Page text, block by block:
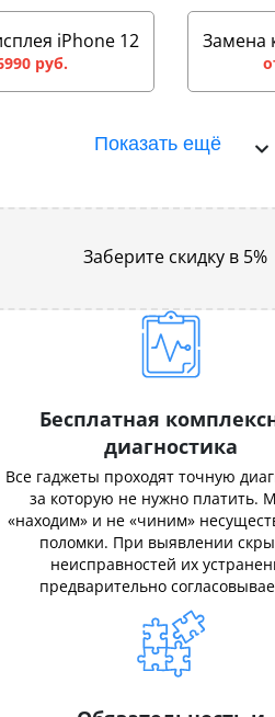
iPhone 12
руб.
Замена
Показать ещё
Заберите скидку в 5%
Бесплатная
диагностика
Все гаджеты проходят точную
за которую не нужно платить.
«находим» и не «чиним»
поломки. При выявлении
неисправностей их
предварительно